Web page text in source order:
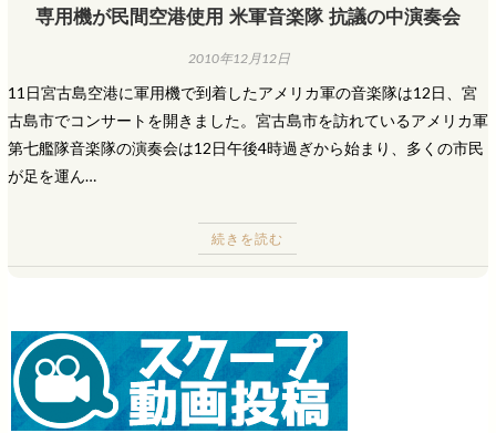
専用機が民間空港使用 米軍音楽隊 抗議の中演奏会
2010年12月12日
11日宮古島空港に軍用機で到着したアメリカ軍の音楽隊は12日、宮
古島市でコンサートを開きました。宮古島市を訪れているアメリカ軍
第七艦隊音楽隊の演奏会は12日午後4時過ぎから始まり、多くの市民
が足を運ん…
続きを読む